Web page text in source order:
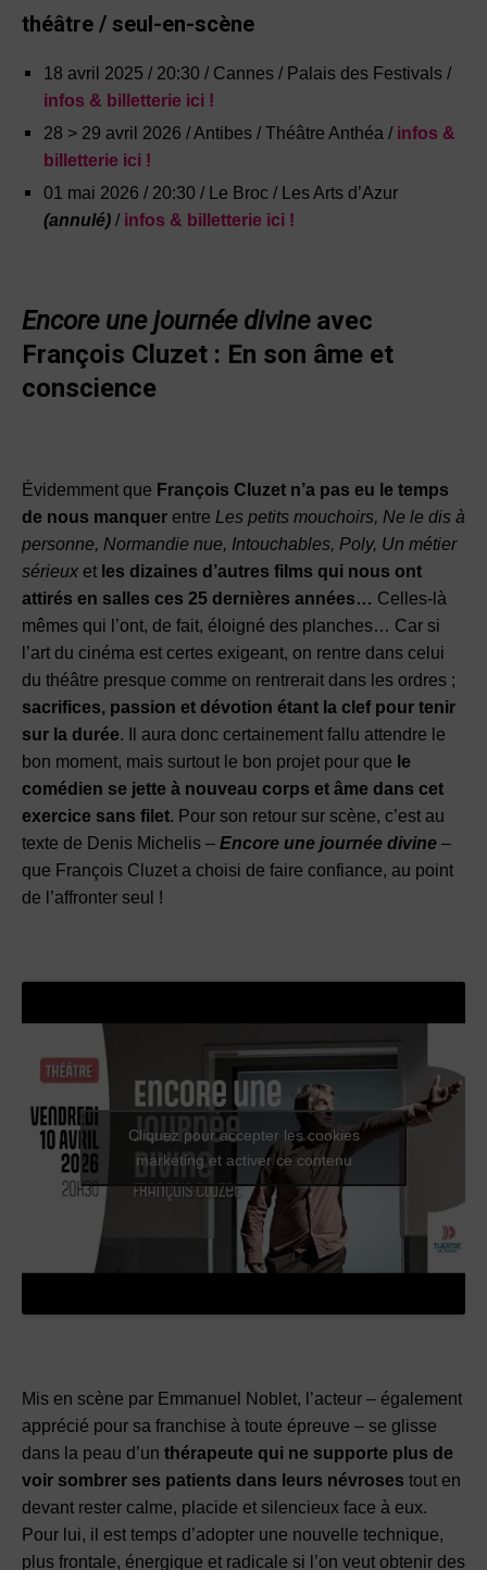
théâtre / seul-en-scène
18 avril 2025 / 20:30 / Cannes / Palais des Festivals /
infos & billetterie ici !
28 > 29 avril 2026 / Antibes / Théâtre Anthéa / infos &
billetterie ici !
01 mai 2026 / 20:30 / Le Broc / Les Arts d’Azur
(annulé) / infos & billetterie ici !
Encore une journée divineavec
François Cluzet : En son âme et
conscience
Évidemment que François Cluzet n’a pas eu le temps
de nous manquer entre Les petits mouchoirs, Ne le dis à
personne, Normandie nue, Intouchables, Poly, Un métier
sérieux et les dizaines d’autres films qui nous ont
attirés en salles ces 25 dernières années… Celles-là
mêmes qui l’ont, de fait, éloigné des planches… Car si
l’art du cinéma est certes exigeant, on rentre dans celui
du théâtre presque comme on rentrerait dans les ordres ;
sacrifices, passion et dévotion étant la clef pour tenir
sur la durée. Il aura donc certainement fallu attendre le
bon moment, mais surtout le bon projet pour que le
comédien se jette à nouveau corps et âme dans cet
exercice sans filet. Pour son retour sur scène, c’est au
texte de Denis Michelis – Encore une journée divine –
que François Cluzet a choisi de faire confiance, au point
de l’affronter seul !
Cliquez pour accepter les cookies
marketing et activer ce contenu
Mis en scène par Emmanuel Noblet, l’acteur – également
apprécié pour sa franchise à toute épreuve – se glisse
dans la peau d’un thérapeute qui ne supporte plus de
voir sombrer ses patients dans leurs névroses tout en
devant rester calme, placide et silencieux face à eux.
Pour lui, il est temps d’adopter une nouvelle technique,
plus frontale, énergique et radicale si l’on veut obtenir des